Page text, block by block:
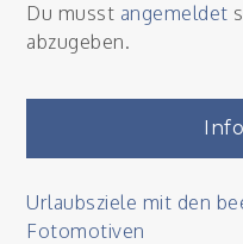
Du musst angemeldet
abzugeben.
Urlaubsziele mit den
Fotomotiven